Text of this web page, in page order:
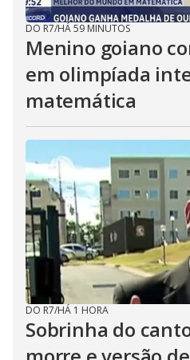
DO R7/HÁ 59 MINUTOS
Menino goiano
em olimpíada
matemática
DO R7/HÁ 1 HORA
Sobrinha do